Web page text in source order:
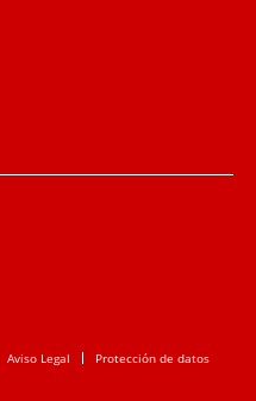
Aviso Legal Protección de datos